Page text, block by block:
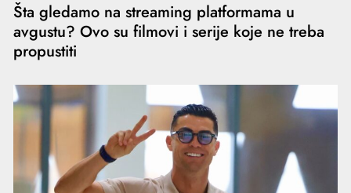
Šta gledamo na streaming platformama u
avgustu? Ovo su filmovi i serije koje ne treba
propustiti